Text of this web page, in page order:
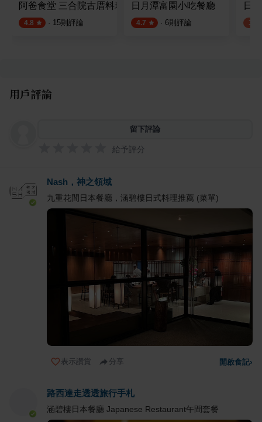
阿爸食堂 三合院古厝料理
4.8 · 15則評論
日月潭富園小吃餐廳
4.7 · 6則評論
日
3.5
用戶評論
留下評論
給予評分
Nash，神之領域
九重花間日本餐廳，涵碧樓日式料理推薦 (菜單)
表示讚賞 分享 開啟食記›
路西達走透透旅行手札
涵碧樓日本餐廳 Japanese Restaurant午間套餐